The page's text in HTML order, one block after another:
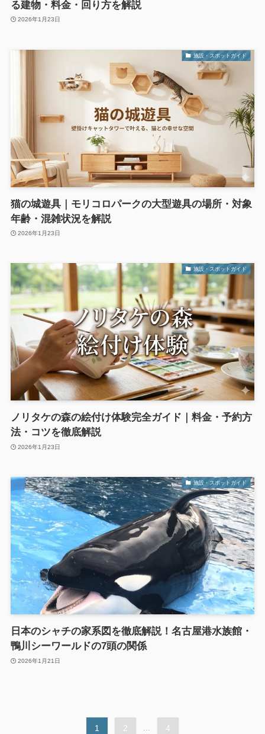
る建物・料金・回り方を解説
2026年1月23日
施設・スポットガイド
猫の城遊具｜モリコロパークの大型遊具の場所・対象
年齢・混雑状況を解説
2026年1月23日
施設・スポットガイド
ノリタケの森の絵付け体験完全ガイド｜料金・予約方
法・コツを徹底解説
2026年1月23日
施設・スポットガイド
日本のシャチの家系図を徹底解説！名古屋港水族館・
鴨川シーワールドの7頭の関係
2026年1月21日
1 2 ... 4